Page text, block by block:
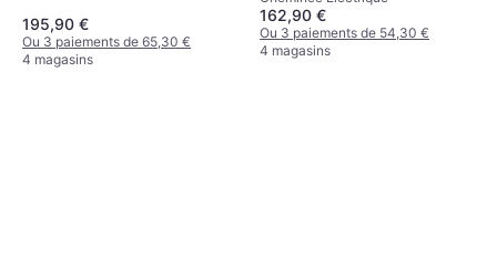
195,90 €
Ou 3 paiements de 65,30 €
4 magasins
162,90 €
Ou 3 paiements de 54,30 €
4 magasins